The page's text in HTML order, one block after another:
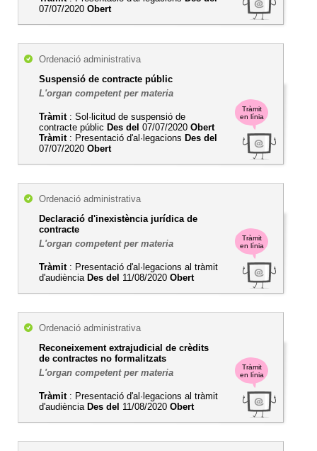
07/07/2020 Obert
Tràmit
en línia
Ordenació administrativa
Suspensió de contracte públic
L'organ competent per materia
Tràmit: Sol·licitud de suspensió de
contracte públic Des del 07/07/2020 Obert
Tràmit: Presentació d'al·legacions Des del
07/07/2020 Obert
Tràmit
en línia
Ordenació administrativa
Declaració d'inexistència jurídica de
contracte
L'organ competent per materia
Tràmit: Presentació d'al·legacions al tràmit
d'audiència Des del 11/08/2020 Obert
Tràmit
en línia
Ordenació administrativa
Reconeixement extrajudicial de crèdits
de contractes no formalitzats
L'organ competent per materia
Tràmit: Presentació d'al·legacions al tràmit
d'audiència Des del 11/08/2020 Obert